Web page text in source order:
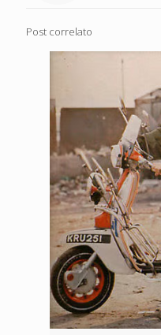
Post correlato